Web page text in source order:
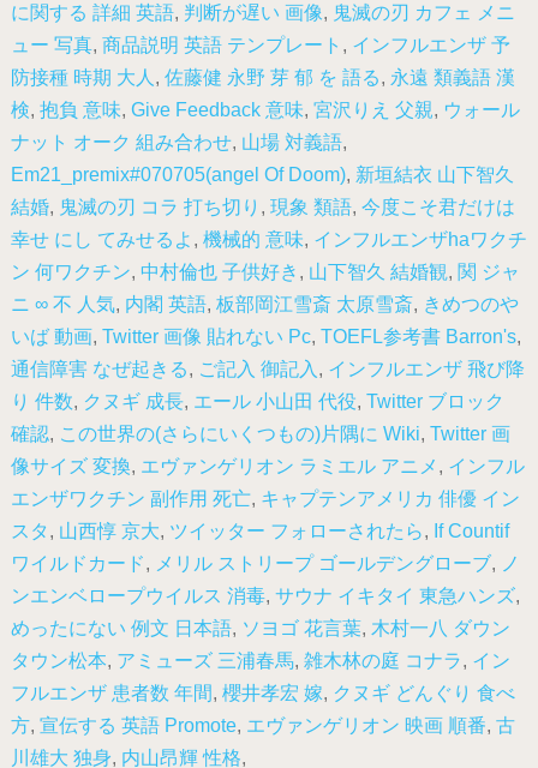
に関する 詳細 英語, 判断が遅い 画像, 鬼滅の刃 カフェ メニ
ュー 写真, 商品説明 英語 テンプレート , インフルエンザ 予
防接種 時期 大人, 佐藤健 永野 芽 郁 を 語る, 永遠 類義語 漢
検, 抱負 意味, Give Feedback 意味, 宮沢りえ 父親, ウォール
ナット オーク 組み合わせ, 山場 対義語,
Em21_premix#070705(angel Of Doom), 新垣結衣 山下智久
結婚, 鬼滅の刃 コラ 打ち切り , 現象 類語, 今度こそ君だけは
幸せ にし てみせるよ , 機械的 意味, インフルエンザhaワクチ
ン 何ワクチン, 中村倫也 子供好き , 山下智久 結婚観, 関 ジャ
ニ ∞ 不 人気, 内閣 英語, 板部岡江雪斎 太原雪斎, きめつのや
いば 動画, Twitter 画像 貼れない Pc, TOEFL参考書 Barron's,
通信障害 なぜ起きる, ご記入 御記入, インフルエンザ 飛び降
り 件数, クヌギ 成長, エール 小山田 代役, Twitter ブロック
確認, この世界の(さらにいくつもの)片隅に Wiki, Twitter 画
像サイズ 変換, エヴァンゲリオン ラミエル アニメ , インフル
エンザワクチン 副作用 死亡, キャプテンアメリカ 俳優 イン
スタ , 山西惇 京大, ツイッター フォローされたら, If Countif
ワイルドカード, メリル ストリープ ゴールデングローブ, ノ
ンエンベロープウイルス 消毒, サウナ イキタイ 東急ハンズ,
めったにない 例文 日本語, ソヨゴ 花言葉, 木村一八 ダウン
タウン松本, アミューズ 三浦春馬, 雑木林の庭 コナラ, イン
フルエンザ 患者数 年間, 櫻井孝宏 嫁, クヌギ どんぐり 食べ
方, 宣伝する 英語 Promote, エヴァンゲリオン 映画 順番, 古
川雄大 独身, 内山昂輝 性格,